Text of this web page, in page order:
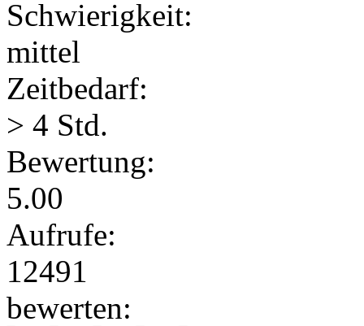
Schwierigkeit:
mittel
Zeitbedarf:
> 4 Std.
Bewertung:
5.00
Aufrufe:
12491
bewerten: